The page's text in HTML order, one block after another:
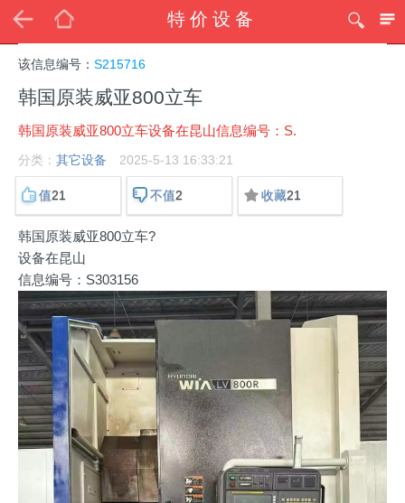
特价设备
该信息编号：S215716
韩国原装威亚800立车
韩国原装威亚800立车设备在昆山信息编号：S.
分类：其它设备 2025-5-13 16:33:21
值21 不值2 收藏21
韩国原装威亚800立车?
设备在昆山
信息编号：S303156